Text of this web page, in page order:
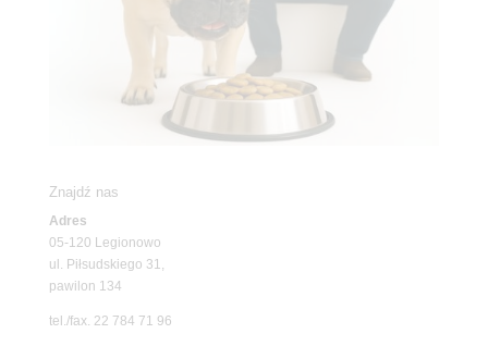
Znajdź nas
Adres
05-120 Legionowo
ul. Piłsudskiego 31,
pawilon 134
tel./fax. 22 784 71 96